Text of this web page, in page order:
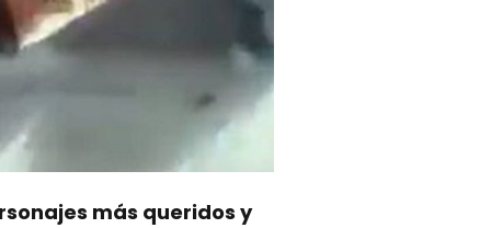
más queridos y